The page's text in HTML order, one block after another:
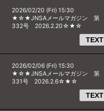
2026/02/20 (Fri) 15:30
★☆★JNSAメールマガジン 第
332号 2026.2.20☆★☆
TEXT
2026/02/06 (Fri) 15:30
★☆★JNSAメールマガジン 第
331号 2026.2.6☆★☆
TEXT